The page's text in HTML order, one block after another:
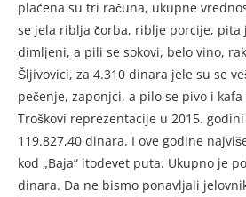
plaćena su tri računa, ukupne
se jela riblja čorba, riblje porcije, pita
dimljeni, a pili se sokovi, belo vino,
Šljivovici, za 4.310 dinara jele su se
pečenje, zaponjci, a pilo se pivo i kafa
Troškovi reprezentacije u 2015.
119.827,40 dinara. I ove godine
kod „Baja“ itodevet puta. Ukupno je
dinara. Da ne bismo ponavljali